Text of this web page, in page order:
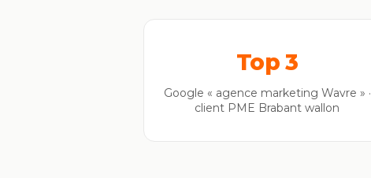
Top 3
Google « agence marketing Wavre » ·
client PME Brabant wallon